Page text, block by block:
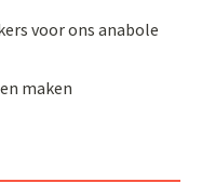
voor ons anabole
maken